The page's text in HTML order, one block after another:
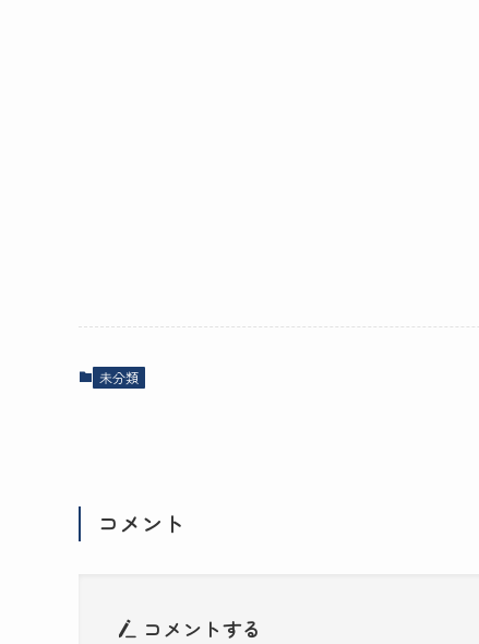
未分類
コメント
コメントする